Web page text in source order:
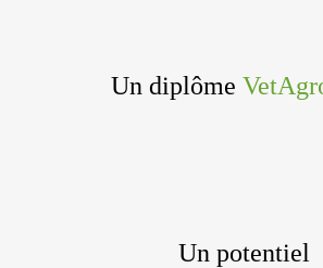
Un diplôme
Un potentiel